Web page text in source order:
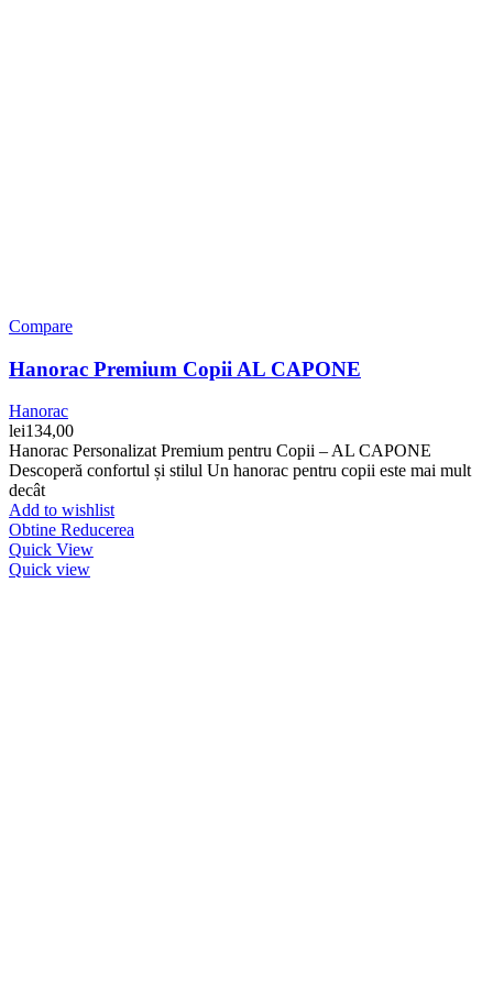
Compare
Hanorac Premium Copii AL CAPONE
Hanorac
lei134,00
Hanorac Personalizat Premium pentru Copii – AL CAPONE
Descoperă confortul și stilul Un hanorac pentru copii este mai mult
decât
Add to wishlist
Obtine Reducerea
Quick View
Quick view